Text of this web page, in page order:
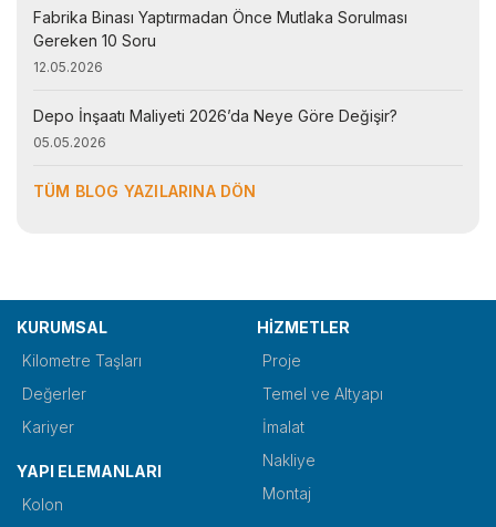
Fabrika Binası Yaptırmadan Önce Mutlaka Sorulması
Gereken 10 Soru
12.05.2026
Depo İnşaatı Maliyeti 2026’da Neye Göre Değişir?
05.05.2026
TÜM BLOG YAZILARINA DÖN
KURUMSAL
Kilometre Taşları
Değerler
Kariyer
YAPI ELEMANLARI
Kolon
HİZMETLER
Proje
Temel ve Altyapı
İmalat
Nakliye
Montaj